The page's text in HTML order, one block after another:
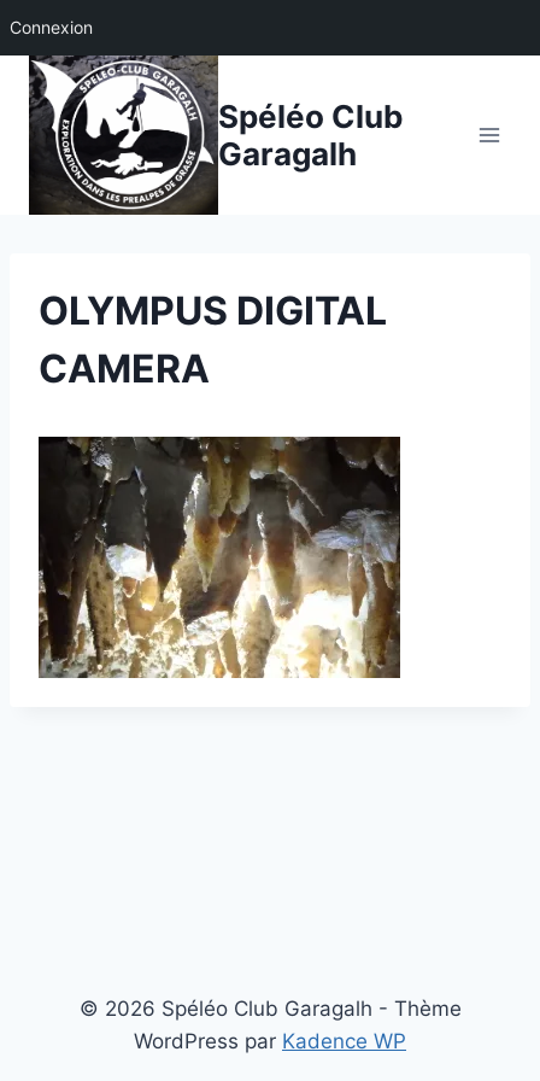
Connexion
Aller
contenu
Spéléo Club
Garagalh
OLYMPUS DIGITAL
CAMERA
© 2026 Spéléo Club Garagalh - Thème
WordPress par Kadence WP